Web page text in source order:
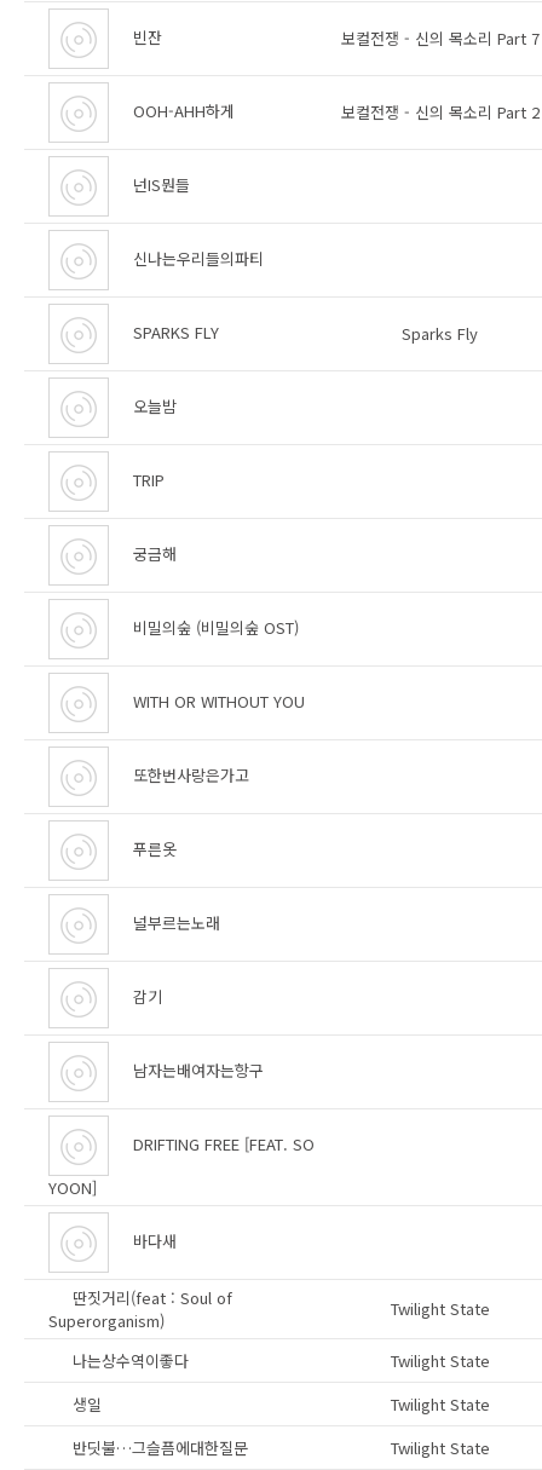
빈잔 보컬전쟁 - 신의 목소리 Part 7
OOH-AHH하게 보컬전쟁 - 신의 목소리 Part 2
넌IS뭔들
신나는우리들의파티
SPARKS FLY Sparks Fly
오늘밤
TRIP
궁금해
비밀의숲 (비밀의숲 OST)
WITH OR WITHOUT YOU
또한번사랑은가고
푸른옷
널부르는노래
감기
남자는배여자는항구
DRIFTING FREE [FEAT. SO
YOON]
바다새
딴짓거리(feat : Soul of
Superorganism)
Twilight State
나는상수역이좋다
Twilight State
생일
Twilight State
반딧불…그슬픔에대한질문
Twilight State